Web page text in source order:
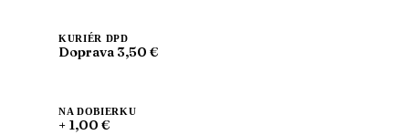
KURIÉR DPD
Doprava 3,50 €
NA DOBIERKU
+ 1,00 €